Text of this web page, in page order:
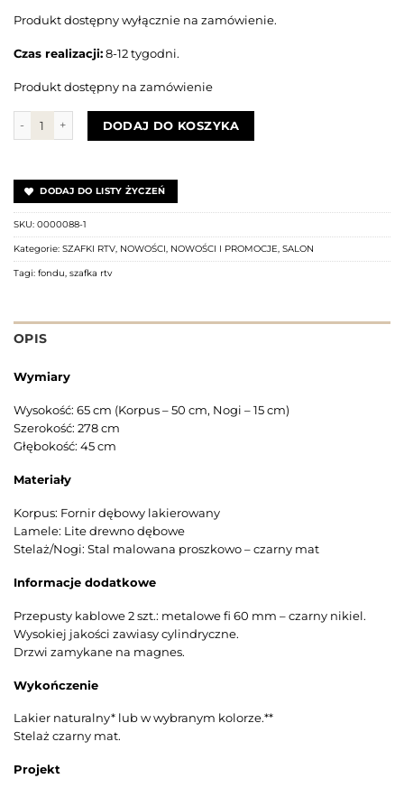
Produkt dostępny wyłącznie na zamówienie.
Czas realizacji:8-12 tygodni.
Produkt dostępny na zamówienie
ilość Szafka RTV Madera Manao 278 vulcanic
DODAJ DO KOSZYKA
DODAJ DO LISTY ŻYCZEŃ
SKU: 0000088-1
Kategorie: SZAFKI RTV, NOWOŚCI, NOWOŚCI I PROMOCJE, SALON
Tagi: fondu, szafka rtv
OPIS
Wymiary
Wysokość: 65 cm (Korpus – 50 cm, Nogi – 15 cm)
Szerokość: 278 cm
Głębokość: 45 cm
Materiały
Korpus: Fornir dębowy lakierowany
Lamele: Lite drewno dębowe
Stelaż/Nogi: Stal malowana proszkowo – czarny mat
Informacje dodatkowe
Przepusty kablowe 2 szt.: metalowe fi 60 mm – czarny nikiel.
Wysokiej jakości zawiasy cylindryczne.
Drzwi zamykane na magnes.
Wykończenie
Lakier naturalny* lub w wybranym kolorze.**
Stelaż czarny mat.
Projekt